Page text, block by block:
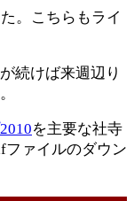
。こちらもライ
続けば来週辺り
を主要な社寺
ファイルのダウン